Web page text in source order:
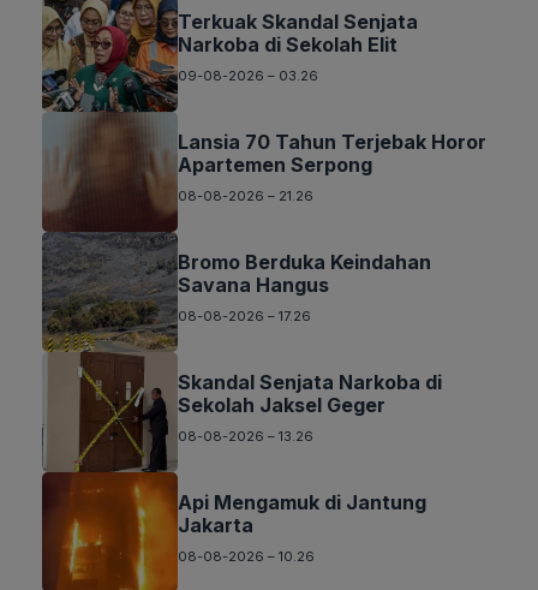
Terkuak Skandal Senjata
Narkoba di Sekolah Elit
09-08-2026 – 03.26
Lansia 70 Tahun Terjebak Horor
Apartemen Serpong
08-08-2026 – 21.26
Bromo Berduka Keindahan
Savana Hangus
08-08-2026 – 17.26
Skandal Senjata Narkoba di
Sekolah Jaksel Geger
08-08-2026 – 13.26
Api Mengamuk di Jantung
Jakarta
08-08-2026 – 10.26